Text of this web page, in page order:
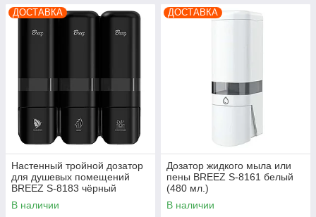
ДОСТАВКА
Настенный тройной дозатор
для душевых помещений
BREEZ S-8183 чёрный
(250мл. x3)
В наличии
ДОСТАВКА
Дозатор жидкого мыла или
пены BREEZ S-8161 белый
(480 мл.)
В наличии